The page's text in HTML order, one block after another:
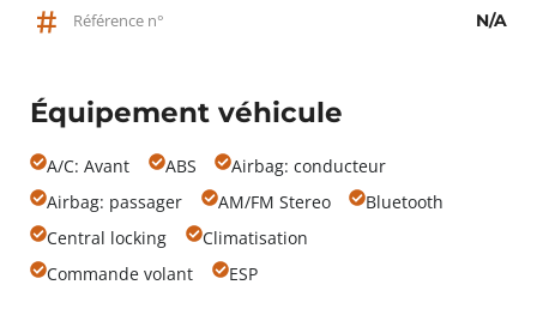
Référence n° N/A
Équipement véhicule
A/C: Avant ABS
Airbag: conducteur
Airbag: passager
AM/FM Stereo
Bluetooth
Central locking
Climatisation
Commande volant
ESP